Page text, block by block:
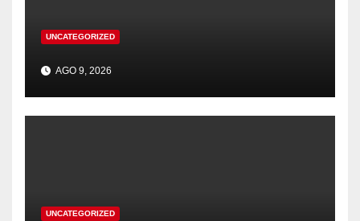
UNCATEGORIZED
AGO 9, 2026
UNCATEGORIZED